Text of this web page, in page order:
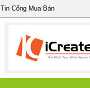
Cổng Mua Bán